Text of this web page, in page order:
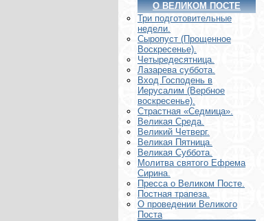
О ВЕЛИКОМ ПОСТЕ
Три подготовительные
недели.
Сыропуст (Прощенное
Воскресенье).
Четыредесятница.
Лазарева суббота.
Вход Господень в
Иерусалим (Вербное
воскресенье).
Страстная «Седмица».
Великая Среда.
Великий Четверг.
Великая Пятница.
Великая Суббота.
Молитва святого Ефрема
Сирина.
Пресса о Великом Посте.
Постная трапеза.
О проведении Великого
Поста